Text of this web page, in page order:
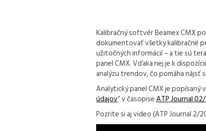
Kalibračný softvér Beamex CMX
dokumentovať všetky kalibračné
užitočných informácií – a tie sú
panel CMX. Vďaka nej je k
analýzu trendov, čo pomáha
Analytický panel CMX je popísaný
údajov“ v časopiseATP Journal
Pozrite si aj video (ATP Journal 2/